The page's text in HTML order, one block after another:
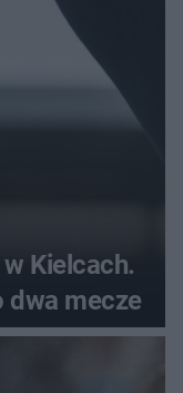
Kielcach.
dwa mecze